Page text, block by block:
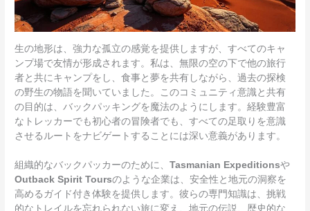
生の地形は、強力な孤立の感覚を提供しますが、すべてのキャ
ンプ場で友情が形成されます。私は、無限の空の下で他の旅行
者と共にキャンプをし、食事と夢を共有しながら、過去の探検
の野生の物語を聞いていました。このコミュニティ意識と共有
の目的は、バックパッキングを魔法のようにします。経験豊富
なトレッカーでも初心者の冒険者でも、すべての足取りを意識
させるルートをナビゲートすることには深い意義があります。
組織的なバックパッカーのために、Tasmanian Expeditionsや
Outback Spirit Toursのような企業は、安全性と地元の洞察を
高めるガイド付き体験を提供します。彼らの専門知識は、挑戦
的なトレイルを忘れられない旅に変え、地元の伝説、歴史的な